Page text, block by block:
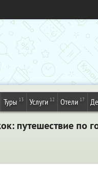
Туры 13 Услуги 12 Отели 17
путешествие по